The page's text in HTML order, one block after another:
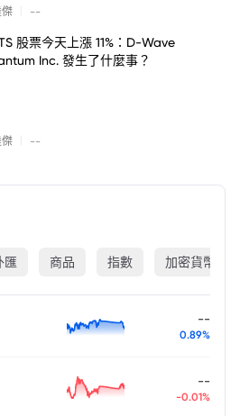
--
股票今天上漲 11%：D-Wave
Inc. 發生了什麼事？
--
匯 商品 指數 加密貨幣
--
0.89%
--
-0.01%